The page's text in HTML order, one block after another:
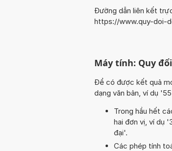
Đường dẫn liên kết
https://www.quy-doi-
Máy tính: Quy
Để có được kết quả
dạng văn bản, ví dụ
Trong hầu hết
hai đơn vị, ví dụ
đại'.
Các phép tính